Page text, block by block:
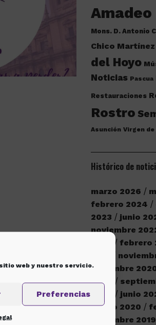
web y nuestro servicio.
Preferencias
Mons. D. Antonio
Chico Martínez
del Hoyo
Noticias Pascua
Restauraciones
Rostro
Asunción Virgen de
Histórico de
marzo 2026
febrero 2024
2023
junio
noviembre
febrero
diciembre
2020
junio
marzo 2020
diciembre 2019